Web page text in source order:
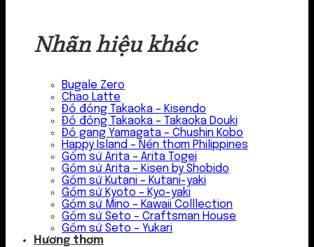
Nhãn hiệu khác
Bugale Zero
Chao Latte
Đồ đồng Takaoka – Kisendo
Đồ đồng Takaoka – Takaoka Douki
Đồ gang Yamagata – Chushin Kobo
Happy Island – Nến thơm Philippines
Gốm sứ Arita – Arita Togei
Gốm sứ Arita – Kisen by Shobido
Gốm sứ Kutani – Kutani-yaki
Gốm sứ Kyoto – Kyo-yaki
Gốm sứ Mino – Kawaii Colllection
Gốm sứ Seto – Craftsman House
Gốm sứ Seto – Yukari
Hương thơm